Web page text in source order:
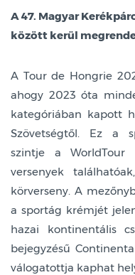
A 47. Magyar
között kerül
A Tour de Hongrie
ahogy 2023 óta
kategóriában kapott
Szövetségtől. Ez a
szintje a WorldTour
versenyek
körverseny. A
a sportág krémjét
hazai kontinentális
bejegyzésű
válogatottja kaphat